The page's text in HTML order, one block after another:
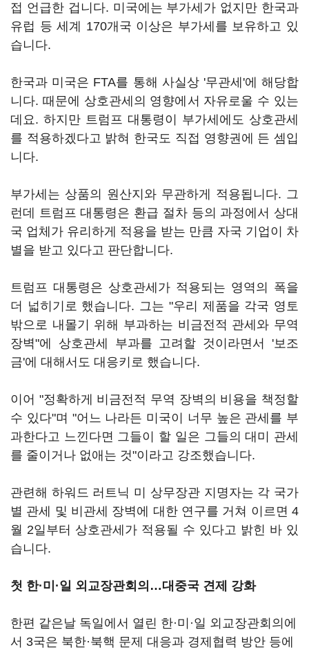
접 언급한 겁니다. 미국에는 부가세가 없지만 한국과
유럽 등 세계 170개국 이상은 부가세를 보유하고 있
습니다.
한국과 미국은 FTA를 통해 사실상 '무관세'에 해당합
니다. 때문에 상호관세의 영향에서 자유로울 수 있는
데요. 하지만 트럼프 대통령이 부가세에도 상호관세
를 적용하겠다고 밝혀 한국도 직접 영향권에 든 셈입
니다.
부가세는 상품의 원산지와 무관하게 적용됩니다. 그
런데 트럼프 대통령은 환급 절차 등의 과정에서 상대
국 업체가 유리하게 적용을 받는 만큼 자국 기업이 차
별을 받고 있다고 판단합니다.
트럼프 대통령은 상호관세가 적용되는 영역의 폭을
더 넓히기로 했습니다. 그는 "우리 제품을 각국 영토
밖으로 내몰기 위해 부과하는 비금전적 관세와 무역
장벽"에 상호관세 부과를 고려할 것이라면서 '보조
금'에 대해서도 대응키로 했습니다.
이어 "정확하게 비금전적 무역 장벽의 비용을 책정할
수 있다"며 "어느 나라든 미국이 너무 높은 관세를 부
과한다고 느낀다면 그들이 할 일은 그들의 대미 관세
를 줄이거나 없애는 것"이라고 강조했습니다.
관련해 하워드 러트닉 미 상무장관 지명자는 각 국가
별 관세 및 비관세 장벽에 대한 연구를 거쳐 이르면 4
월 2일부터 상호관세가 적용될 수 있다고 밝힌 바 있
습니다.
첫 한·미·일 외교장관회의…대중국 견제 강화
한편 같은날 독일에서 열린 한·미·일 외교장관회의에
서 3국은 북한·북핵 문제 대응과 경제협력 방안 등에